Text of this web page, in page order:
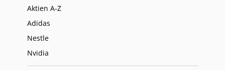
Aktien A-Z
Adidas
Nestle
Nvidia